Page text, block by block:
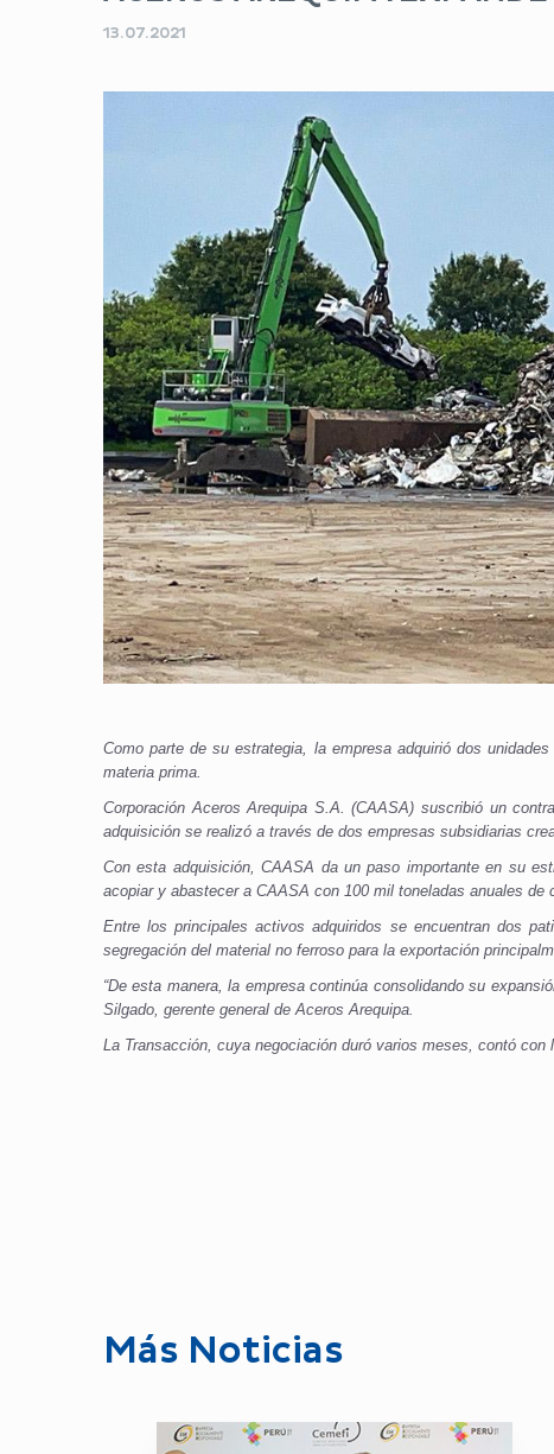
13.07.2021
Como parte de su estrategia, la empresa adquirió dos
materia prima.
Corporación Aceros Arequipa S.A. (CAASA) suscribió un
adquisición se realizó a través de dos empresas subsidiarias
Con esta adquisición, CAASA da un paso importante en su
acopiar y abastecer a CAASA con 100 mil toneladas anuales de
Entre los principales activos adquiridos se encuentran dos
segregación del material no ferroso para la exportación
“De esta manera, la empresa continúa consolidando su
Silgado, gerente general de Aceros Arequipa.
La Transacción, cuya negociación duró varios meses, contó
Más Noticias